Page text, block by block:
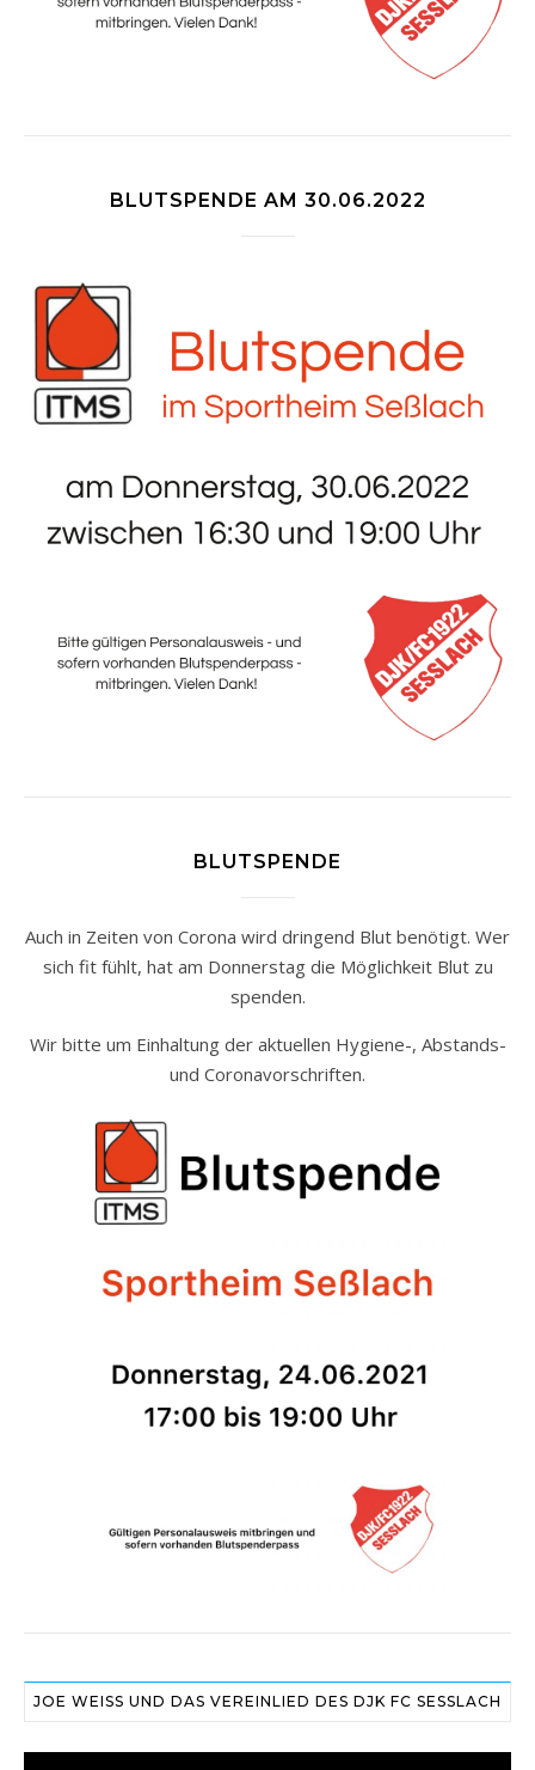
BLUTSPENDE AM 30.06.2022
BLUTSPENDE
Auch in Zeiten von Corona wird dringend Blut benötigt. Wer
sich fit fühlt, hat am Donnerstag die Möglichkeit Blut zu
spenden.
Wir bitte um Einhaltung der aktuellen Hygiene-, Abstands-
und Coronavorschriften.
JOE WEISS UND DAS VEREINLIED DES DJK FC SESSLACH